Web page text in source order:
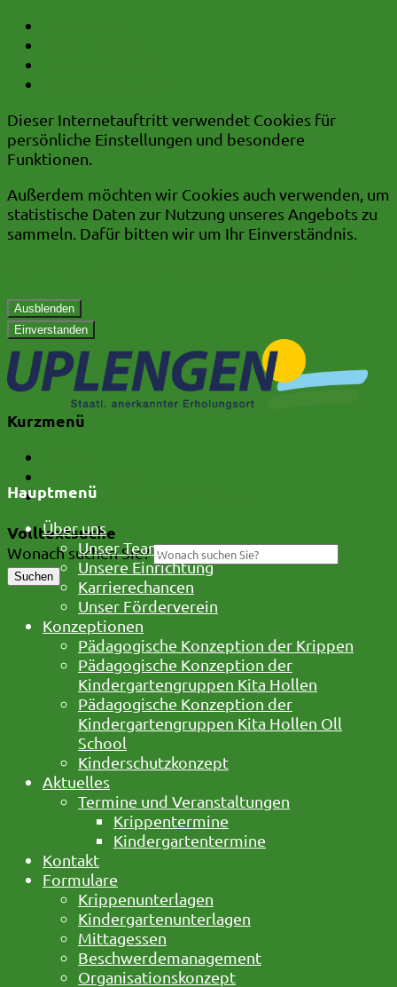
Dieser Internetauftritt verwendet Cookies für
persönliche Einstellungen und besondere
Funktionen.
Außerdem möchten wir Cookies auch verwenden, um
statistische Daten zur Nutzung unseres Angebots zu
sammeln. Dafür bitten wir um Ihr Einverständnis.
Ausblenden
Einverstanden
Kurzmenü
Impressum und Datenschutz
Volltextsuche
Wonach suchen Sie?
Suchen
Hauptmenü
Über uns
Unser Team
Unsere Einrichtung
Karrierechancen
Unser Förderverein
Konzeptionen
Pädagogische Konzeption der Krippen
Pädagogische Konzeption der
Kindergartengruppen Kita Hollen
Pädagogische Konzeption der
Kindergartengruppen Kita Hollen Oll
School
Kinderschutzkonzept
Aktuelles
Termine und Veranstaltungen
Krippentermine
Kindergartentermine
Kontakt
Formulare
Krippenunterlagen
Kindergartenunterlagen
Mittagessen
Beschwerdemanagement
Organisationskonzept